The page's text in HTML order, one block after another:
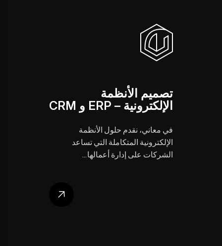
تصميم الأنظمة
الإلكترونية – ERP و CRM
في معاني، نقدم حلول الأنظمة
الإلكترونية المتكاملة التي تساعد
الشركات على إدارة أعمالها…